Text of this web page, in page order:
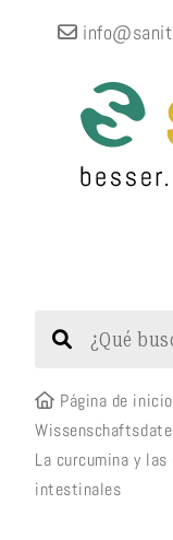
Página de inicio
La curcumina y
intestinales